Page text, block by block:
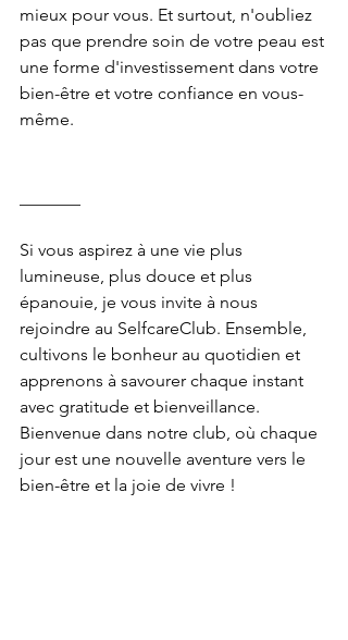
mieux pour vous. Et surtout, n'oubliez
pas que prendre soin de votre peau est
une forme d'investissement dans votre
bien-être et votre confiance en vous-
même.
Si vous aspirez à une vie plus
lumineuse, plus douce et plus
épanouie, je vous invite à nous
rejoindre au SelfcareClub. Ensemble,
cultivons le bonheur au quotidien et
apprenons à savourer chaque instant
avec gratitude et bienveillance.
Bienvenue dans notre club, où chaque
jour est une nouvelle aventure vers le
bien-être et la joie de vivre !